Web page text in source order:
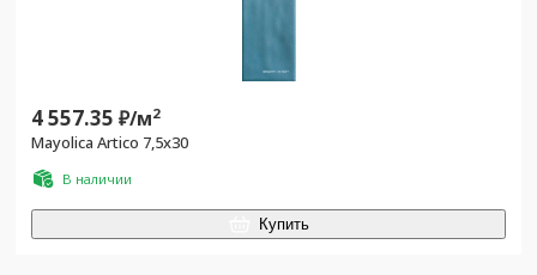
4 557.35 ₽/м2
Mayolica Artico 7,5x30
В наличии
Купить